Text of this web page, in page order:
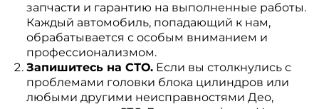
запчасти и гарантию на выполненные работы.
Каждый автомобиль, попадающий к нам,
обрабатывается с особым вниманием и
профессионализмом.
Запишитесь на СТО.Если вы столкнулись с
проблемами головки блока цилиндров или
любыми другими неисправностями Део,